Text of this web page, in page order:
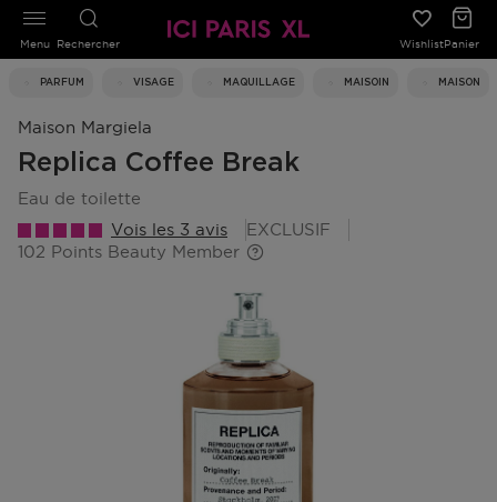
Rechercher WishlistPanier
PARFUM VISAGE MAQUILLAGE MAISOIN MAISON
Menu
Maison Margiela
Replica Coffee Break
eau de toilette
Vois les 3 avis
EXCLUSIF
102 Points Beauty Member